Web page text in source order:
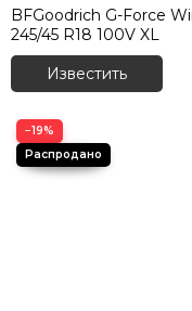
BFGoodrich G-Force
245/45 R18 100V XL
Известить
−19%